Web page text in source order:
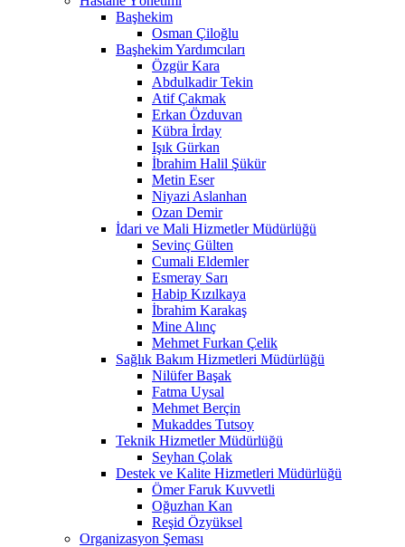
Başhekim
Osman Çiloğlu
Başhekim Yardımcıları
Özgür Kara
Abdulkadir Tekin
Atif Çakmak
Erkan Özduvan
Kübra İrday
Işık Gürkan
İbrahim Halil Şükür
Metin Eser
Niyazi Aslanhan
Ozan Demir
İdari ve Mali Hizmetler Müdürlüğü
Sevinç Gülten
Cumali Eldemler
Esmeray Sarı
Habip Kızılkaya
İbrahim Karakaş
Mine Alınç
Mehmet Furkan Çelik
Sağlık Bakım Hizmetleri Müdürlüğü
Nilüfer Başak
Fatma Uysal
Mehmet Berçin
Mukaddes Tutsoy
Teknik Hizmetler Müdürlüğü
Seyhan Çolak
Destek ve Kalite Hizmetleri Müdürlüğü
Ömer Faruk Kuvvetli
Oğuzhan Kan
Reşid Özyüksel
Organizasyon Şeması